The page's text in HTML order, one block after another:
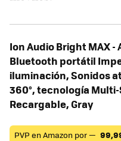
Ion Audio Bright MAX -
Bluetooth portátil
iluminación, Sonidos
360°, tecnología
Recargable, Gray
PVP en Amazon por —